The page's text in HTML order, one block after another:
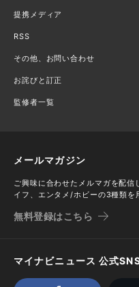
提携メディア
RSS
その他、お問い合わせ
お詫びと訂正
監修者一覧
メールマガジン
ご興味に合わせたメルマガを配
イフ、エンタメ/ホビーの3種類を
無料登録はこちら
マイナビニュース 公式